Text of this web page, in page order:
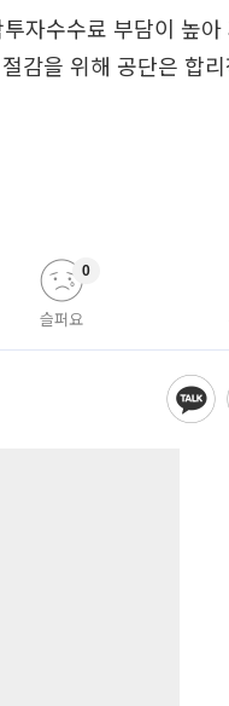
자수수료 부담이 높아
감을 위해 공단은 합
슬퍼요
0